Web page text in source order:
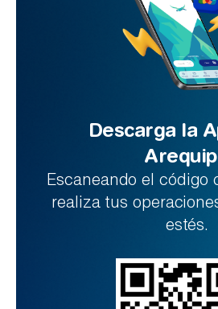
Descarga la
Escaneando el código
realiza tus
estés.